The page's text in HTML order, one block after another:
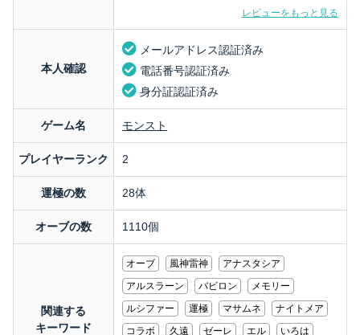
レビューをもっと見る
本人確認
メールアドレス認証済み
電話番号認証済み
身分証認証済み
ゲーム名 モンスト
プレイヤーランク 2
運極の数 28体
オーブの数 1110個
関連する
キーワード
オーブ 風神雷神
アナスタシア
アルスラーン
バビロン
メモリー
ルシファー
運極 マサムネ
ナイトメア
コラボ
久遠 ゼーレ エル
いろは